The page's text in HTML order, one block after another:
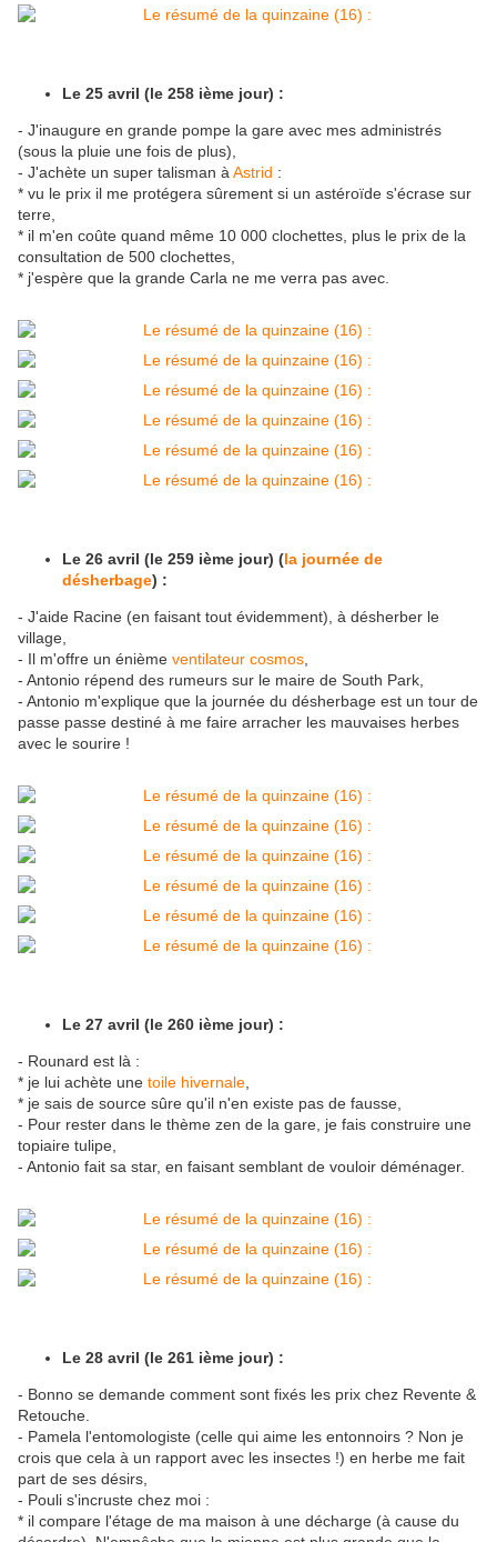
Le 25 avril (le 258 ième jour) :
- J'inaugure en grande pompe la gare avec mes administrés
(sous la pluie une fois de plus),
- J'achète un super talisman à Astrid :
* vu le prix il me protégera sûrement si un astéroïde s'écrase sur
terre,
* il m'en coûte quand même 10 000 clochettes, plus le prix de la
consultation de 500 clochettes,
* j'espère que la grande Carla ne me verra pas avec.
Le 26 avril (le 259 ième jour) (la journée de
désherbage) :
- J'aide Racine (en faisant tout évidemment), à désherber le
village,
- Il m'offre un énième ventilateur cosmos
- Antonio répend des rumeurs sur le maire de South Park,
- Antonio m'explique que la journée du désherbage est un tour de
passe passe destiné à me faire arracher les mauvaises herbes
avec le sourire !
Le 27 avril (le 260 ième jour) :
- Rounard est là :
* je lui achète une toile hivernale
* je sais de source sûre qu'il n'en existe pas de fausse,
- Pour rester dans le thème zen de la gare, je fais construire une
topiaire tulipe,
- Antonio fait sa star, en faisant semblant de vouloir déménager.
Le 28 avril (le 261 ième jour) :
- Bonno se demande comment sont fixés les prix chez Revente &
Retouche.
- Pamela l'entomologiste (celle qui aime les entonnoirs ? Non je
crois que cela à un rapport avec les insectes !) en herbe me fait
part de ses désirs,
- Pouli s'incruste chez moi :
* il compare l'étage de ma maison à une décharge (à cause du